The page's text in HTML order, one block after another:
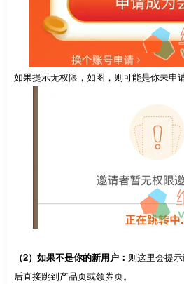
如果提示无权限，如图，则可能是你未申
（2）如果不是你的新用户： 则这里会提
后直接跳到产品页或领券页。